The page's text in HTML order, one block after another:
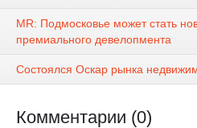
MR: Подмосковье может стать
премиального девелопмента
Состоялся Оскар рынка
Комментарии (0)